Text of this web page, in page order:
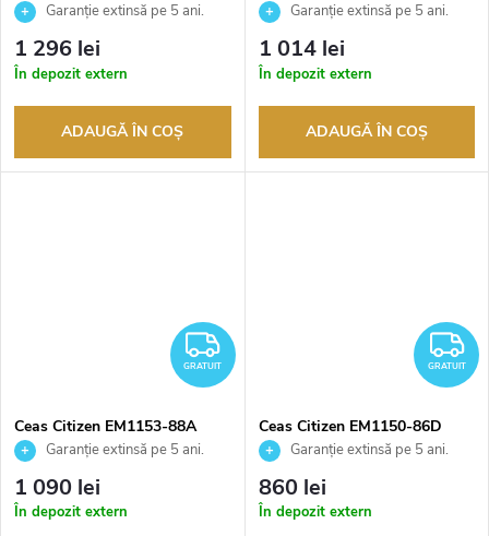
Garanție extinsă pe 5 ani.
Până la 100 de zile pentru
returnarea bunurilor. Vânzător
autorizat
1 296 lei
În depozit extern
ADAUGĂ ÎN COŞ
Garanție extinsă pe 5 ani.
Până la 100 de zile pentru
returnarea bunurilor. Vânzător
autorizat
1 014 lei
În depozit extern
ADAUGĂ ÎN COŞ
GRATUIT
GRATUIT
Ceas Citizen EM1153-88A
Garanție extinsă pe 5 ani.
Până la 100 de zile pentru
returnarea bunurilor. Vânzător
autorizat
1 090 lei
În depozit extern
GRATUIT
Ceas Citizen EM1150-86D
Garanție extinsă pe 5 ani.
Până la 100 de zile pentru
returnarea bunurilor. Vânzător
autorizat
860 lei
În depozit extern